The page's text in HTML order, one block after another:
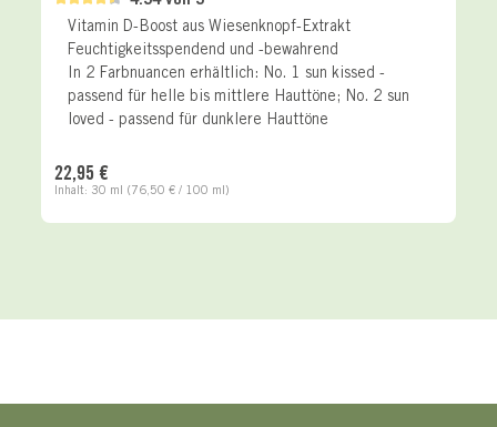
Vitamin D-Boost aus Wiesenknopf-Extrakt
Feuchtigkeitsspendend und -bewahrend
In 2 Farbnuancen erhältlich: No. 1 sun kissed -
passend für helle bis mittlere Hauttöne; No. 2 sun
loved - passend für dunklere Hauttöne
Inhalt: 30 ml (76,50 € / 100 ml)
22,95 €